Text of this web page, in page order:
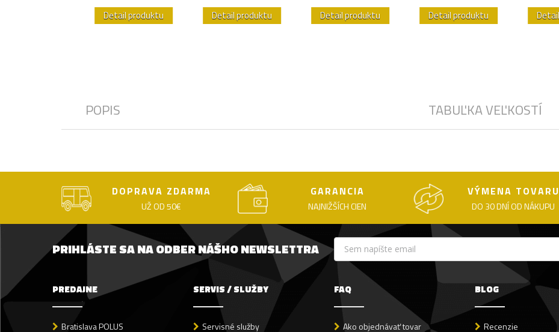
Detail produktu Detail produktu Detail produktu Detail produktu
POPIS TABUĽKA VEĽKOSTÍ
DOPRAVA ZDARMA
UŽ OD 50€
GARANCIA
NAJNIŽŠÍCH CIEN
VÝMENA TOVARU
DO 30 DNÍ OD NÁKUPU
PRIHLÁSTE SA NA ODBER NÁŠHO NEWSLETTRA
PREDAJNE
Bratislava POLUS
SERVIS / SLUŽBY
Servisné služby
FAQ
Ako objednávať tovar
BLOG
Recenzie